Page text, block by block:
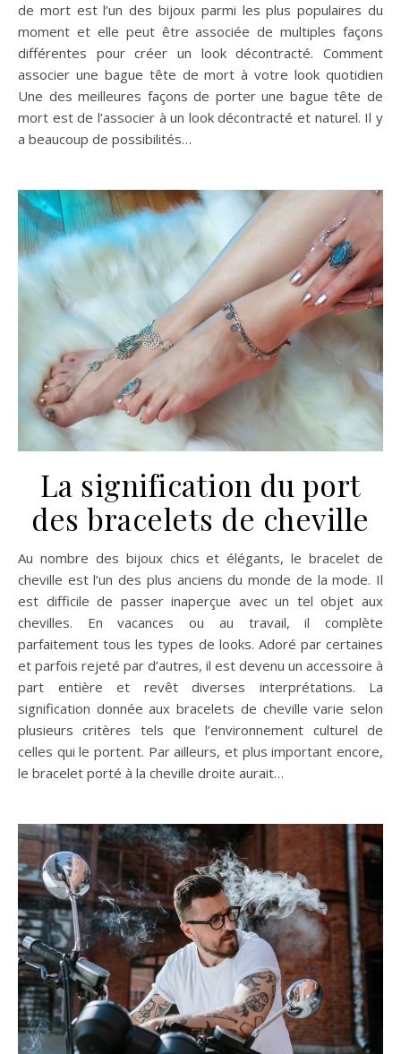
de mort est l’un des bijoux parmi les plus populaires du
moment et elle peut être associée de multiples façons
différentes pour créer un look décontracté. Comment
associer une bague tête de mort à votre look quotidien
Une des meilleures façons de porter une bague tête de
mort est de l’associer à un look décontracté et naturel. Il y
a beaucoup de possibilités…
La signification du port
des bracelets de cheville
Au nombre des bijoux chics et élégants, le bracelet de
cheville est l’un des plus anciens du monde de la mode. Il
est difficile de passer inaperçue avec un tel objet aux
chevilles. En vacances ou au travail, il complète
parfaitement tous les types de looks. Adoré par certaines
et parfois rejeté par d’autres, il est devenu un accessoire à
part entière et revêt diverses interprétations. La
signification donnée aux bracelets de cheville varie selon
plusieurs critères tels que l’environnement culturel de
celles qui le portent. Par ailleurs, et plus important encore,
le bracelet porté à la cheville droite aurait…